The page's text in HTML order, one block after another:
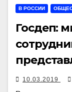
В РОССИИ
Госдеп:
10.03.2019